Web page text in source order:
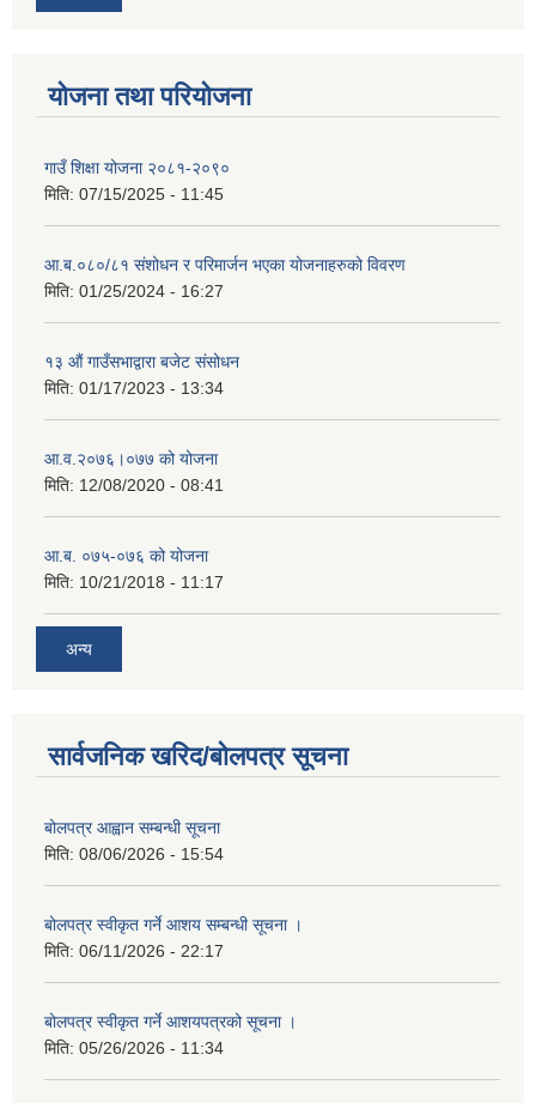
योजना तथा परियोजना
गाउँ शिक्षा योजना २०८१-२०९०
मिति: 07/15/2025 - 11:45
आ.ब.०८०/८१ संशोधन र परिमार्जन भएका योजनाहरुको विवरण
मिति: 01/25/2024 - 16:27
१३ औं गाउँसभाद्वारा बजेट संसोधन
मिति: 01/17/2023 - 13:34
आ‍.व.२०७६।०७७ को योजना
मिति: 12/08/2020 - 08:41
आ.ब. ०७५-०७६ को योजना
मिति: 10/21/2018 - 11:17
अन्य
सार्वजनिक खरिद/बोलपत्र सूचना
बोलपत्र आह्वान सम्बन्धी सूचना
मिति: 08/06/2026 - 15:54
बोलपत्र स्वीकृत गर्ने आशय सम्बन्धी सूचना ।
मिति: 06/11/2026 - 22:17
बोलपत्र स्वीकृत गर्ने आशयपत्रको सूचना ।
मिति: 05/26/2026 - 11:34